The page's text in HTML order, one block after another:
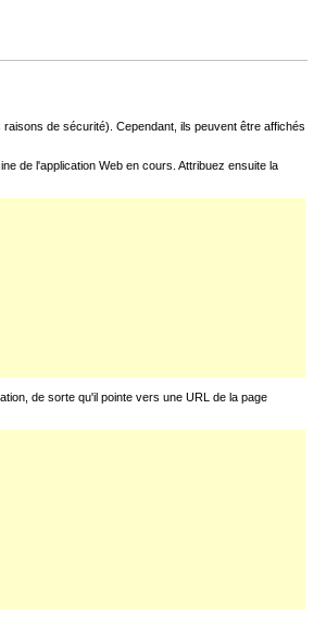
de sécurité). Cependant, ils peuvent être affichés
de l'application Web en cours. Attribuez ensuite la
de sorte qu'il pointe vers une URL de la page